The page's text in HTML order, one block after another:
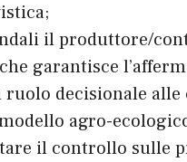
il produttore/
garantisce
decisionale
agro-
il controllo sulle